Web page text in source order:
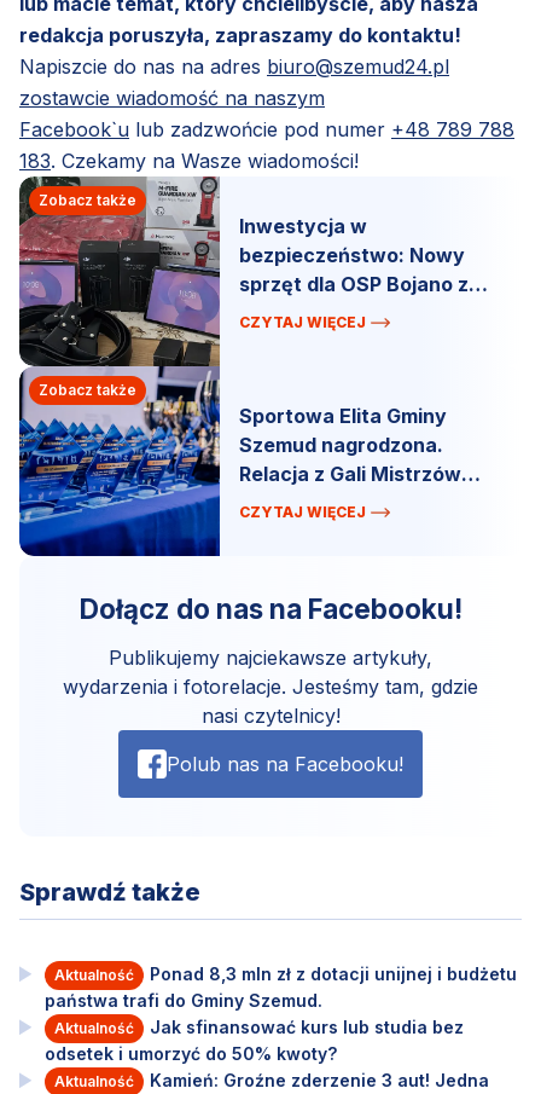
redakcja poruszyła, zapraszamy do kontaktu!
Napiszcie do nas na adres biuro@szemud24.pl
zostawcie wiadomość na naszym
Facebook`u lub zadzwońcie pod numer +48 789 788
183. Czekamy na Wasze wiadomości!
Zobacz także
Inwestycja w
bezpieczeństwo: Nowy
sprzęt dla OSP Bojano z
budżetu sołeckiego.
CZYTAJ WIĘCEJ
Zobacz także
Sportowa Elita Gminy
Szemud nagrodzona.
Relacja z Gali Mistrzów
Sportu.
CZYTAJ WIĘCEJ
Dołącz do nas na Facebooku!
Publikujemy najciekawsze artykuły,
wydarzenia i fotorelacje. Jesteśmy tam, gdzie
nasi czytelnicy!
Polub nas na Facebooku!
Sprawdź także
Aktualność
Ponad 8,3 mln zł z dotacji unijnej i budżetu
państwa trafi do Gminy Szemud.
Aktualność
Jak sfinansować kurs lub studia bez
odsetek i umorzyć do 50% kwoty?
Aktualność
Kamień: Groźne zderzenie 3 aut! Jedna